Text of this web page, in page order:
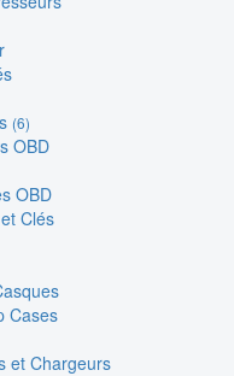
(6)
OBD
OBD
Clés
Cases
et Chargeurs